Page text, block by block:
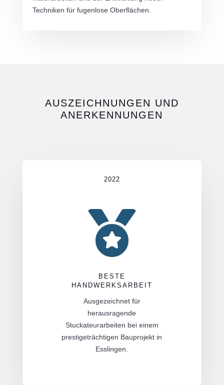
Techniken für fugenlose Oberflächen.
AUSZEICHNUNGEN UND
ANERKENNUNGEN
2022

BESTE
HANDWERKSARBEIT
Ausgezeichnet für
herausragende
Stuckateurarbeiten bei einem
prestigeträchtigen Bauprojekt in
Esslingen.